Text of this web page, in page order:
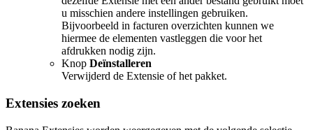
u misschien andere instellingen gebruiken.
Bijvoorbeeld in facturen overzichten kunnen we
hiermee de elementen vastleggen die voor het
afdrukken nodig zijn.
Knop Deïnstalleren
Verwijderd de Extensie of het pakket.
Extensies zoeken